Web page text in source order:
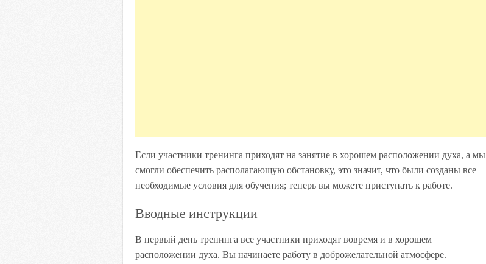
Если участники тренинга приходят на занятие в хорошем расположении духа, а мы
смогли обеспечить располагающую обстановку, это значит, что были созданы все
необходимые условия для обучения; теперь вы можете приступать к работе.
Вводные инструкции
В первый день тренинга все участники приходят вовремя и в хорошем
расположении духа. Вы начинаете работу в доброжелательной атмосфере.